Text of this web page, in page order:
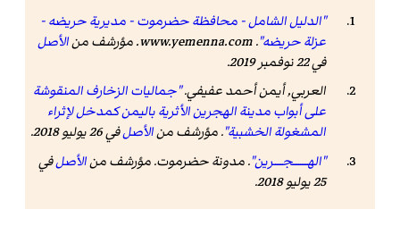
"الدليل الشامل - محافظة حضرموت - مديرية حريضه -
عزلة حريضه".
www.yemenna.com. مؤرشف منالأصل
في 22 نوفمبر 2019
.
العربي, أيمن أحمد عفيفي."جماليات الزخارف المنقوشة
على أبواب مدينة الهجرين الأثرية باليمن كمدخل لإثراء
المشغولة الخشبية". مؤرشف منالأصلفي 26 يوليو 2018.
"الهــــــــجـــــرين".مدونة حضرموت. مؤرشف منالأصلفي
25 يوليو 2018.